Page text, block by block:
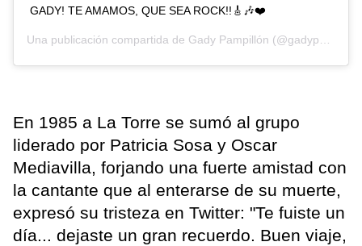
GADY! TE AMAMOS, QUE SEA ROCK!!🎸🎶❤️
Una publicación compartida de Gady Pampillón (@gadypampillon) el
En 1985 a La Torre se sumó al grupo
liderado por Patricia Sosa y Oscar
Mediavilla, forjando una fuerte amistad con
la cantante que al enterarse de su muerte,
expresó su tristeza en Twitter: "Te fuiste un
día... dejaste un gran recuerdo. Buen viaje,